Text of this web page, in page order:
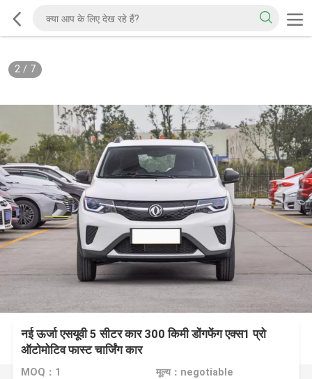
2/ 7
नई ऊर्जा एसयूवी 5 सीटर कार 300 किमी डोंगफेंग एक्स1 प्रो
ऑटोमोटिव फास्ट चार्जिंग कार
MOQ：1 मूल्य：negotiable